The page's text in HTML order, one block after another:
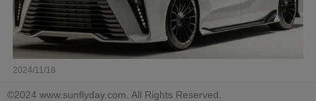
2024/11/18
©2024 www.sunflyday.com. All Rights Reserved.